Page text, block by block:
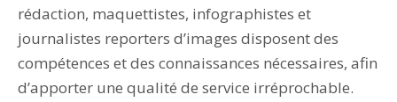
rédaction, maquettistes, infographistes et
journalistes reporters d’images disposent des
compétences et des connaissances nécessaires, afin
d’apporter une qualité de service irréprochable.